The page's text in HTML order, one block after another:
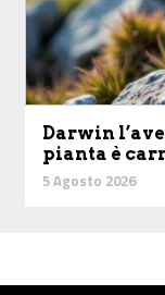
Darwin
pianta è
5 Agosto 2026